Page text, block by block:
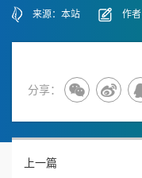
来源：本站 作
分享：
上一篇